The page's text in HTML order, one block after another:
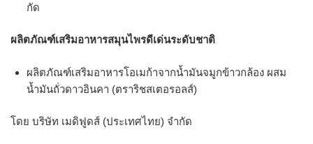
กัด
ผลิตภัณฑ์เสริมอาหารสมุนไพรดีเด่นระดับชาติ
ผลิตภัณฑ์เสริมอาหารโอเมก้าจากน้ำมันจมูกข้าวกล้อง ผสม
น้ำมันถั่วดาวอินคา (ตราริชสเตอรอลส์)
โดย บริษัท เมดิฟูดส์ (ประเทศไทย) จํากัด